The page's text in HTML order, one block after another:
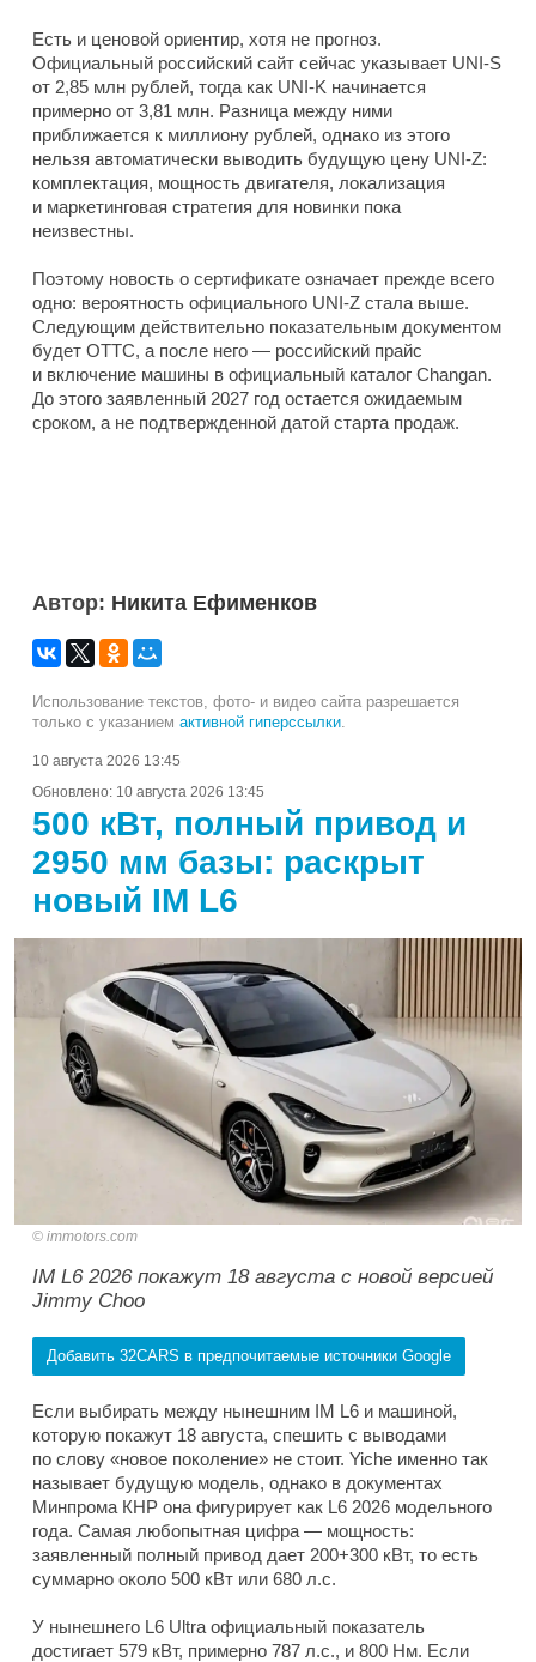
Есть и ценовой ориентир, хотя не прогноз.
Официальный российский сайт сейчас указывает UNI-S
от 2,85 млн рублей, тогда как UNI-K начинается
примерно от 3,81 млн. Разница между ними
приближается к миллиону рублей, однако из этого
нельзя автоматически выводить будущую цену UNI-Z:
комплектация, мощность двигателя, локализация
и маркетинговая стратегия для новинки пока
неизвестны.
Поэтому новость о сертификате означает прежде всего
одно: вероятность официального UNI-Z стала выше.
Следующим действительно показательным документом
будет ОТТС, а после него — российский прайс
и включение машины в официальный каталог Changan.
До этого заявленный 2027 год остается ожидаемым
сроком, а не подтвержденной датой старта продаж.
Автор: Никита Ефименков
Использование текстов, фото- и видео сайта разрешается
только с указанием активной гиперссылки.
10 августа 2026 13:45
Обновлено: 10 августа 2026 13:45
500 кВт, полный привод и
2950 мм базы: раскрыт
новый IM L6
immotors.com
IM L6 2026 покажут 18 августа с новой версией
Jimmy Choo
Добавить 32CARS в предпочитаемые источники Google
Если выбирать между нынешним IM L6 и машиной,
которую покажут 18 августа, спешить с выводами
по слову «новое поколение» не стоит. Yiche именно так
называет будущую модель, однако в документах
Минпрома КНР она фигурирует как L6 2026 модельного
года. Самая любопытная цифра — мощность:
заявленный полный привод дает 200+300 кВт, то есть
суммарно около 500 кВт или 680 л.с.
У нынешнего L6 Ultra официальный показатель
достигает 579 кВт, примерно 787 л.с., и 800 Нм. Если